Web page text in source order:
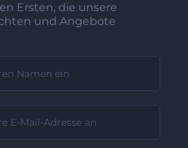
Ersten, die unsere
und Angebote